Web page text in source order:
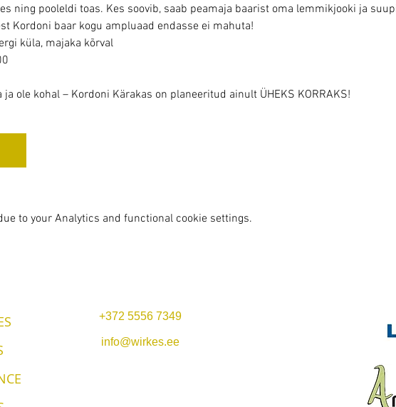
ning pooleldi toas. Kes soovib, saab peamaja baarist oma lemmikjooki ja
Kordoni baar kogu ampluaad endasse ei mahuta!
küla, majaka kõrval
ja ole kohal – Kordoni Kärakas on planeeritud ainult ÜHEKS KORRAKS!
to your Analytics and functional cookie settings.
+372 5556 7349
info@wirkes.ee